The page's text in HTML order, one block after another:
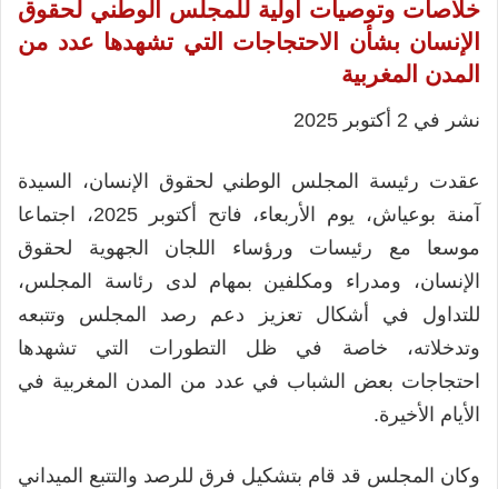
خلاصات وتوصيات أولية للمجلس الوطني لحقوق
الإنسان بشأن الاحتجاجات التي تشهدها عدد من
المدن المغربية
نشر في 2 أكتوبر 2025
عقدت رئيسة المجلس الوطني لحقوق الإنسان، السيدة
آمنة بوعياش، يوم الأربعاء، فاتح أكتوبر 2025، اجتماعا
موسعا مع رئيسات ورؤساء اللجان الجهوية لحقوق
الإنسان، ومدراء ومكلفين بمهام لدى رئاسة المجلس،
للتداول في أشكال تعزيز دعم رصد المجلس وتتبعه
وتدخلاته، خاصة في ظل التطورات التي تشهدها
احتجاجات بعض الشباب في عدد من المدن المغربية في
الأيام الأخيرة.
وكان المجلس قد قام بتشكيل فرق للرصد والتتبع الميداني